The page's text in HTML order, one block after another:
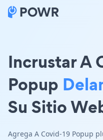
Incrustar A
Popup
Su Sitio
Agrega A Covid-19 Popup